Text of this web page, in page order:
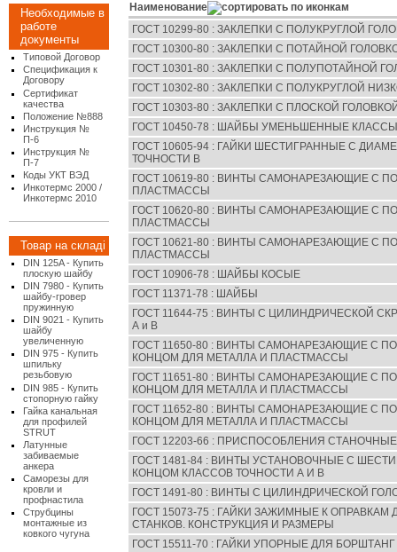
Необходимые в
работе
документы
Типовой Договор
Спецификация к
Договору
Сертификат
качества
Положение №888
Инструкция №
П-6
Инструкция №
П-7
Коды УКТ ВЭД
Инкотермс 2000 /
Инкотермс 2010
Товар на складі
DIN 125A - Купить
плоскую шайбу
DIN 7980 - Купить
шайбу-гровер
пружинную
DIN 9021 - Купить
шайбу
увеличенную
DIN 975 - Купить
шпильку
резьбовую
DIN 985 - Купить
стопорную гайку
Гайка канальная
для профилей
STRUT
Латунные
забиваемые
анкера
Саморезы для
кровли и
профнастила
Струбцины
монтажные из
ковкого чугуна
Наименование
ГОСТ 10299-80 : ЗАКЛЕПКИ С ПОЛУКРУГЛОЙ
ГОСТ 10300-80 : ЗАКЛЕПКИ С ПОТАЙНОЙ
ГОСТ 10301-80 : ЗАКЛЕПКИ С ПОЛУПОТАЙНОЙ
ГОСТ 10302-80 : ЗАКЛЕПКИ С ПОЛУКРУГЛОЙ
ГОСТ 10303-80 : ЗАКЛЕПКИ С ПЛОСКОЙ
ГОСТ 10450-78 : ШАЙБЫ УМЕНЬШЕННЫЕ
ГОСТ 10605-94 : ГАЙКИ ШЕСТИГРАННЫЕ С
ТОЧНОСТИ В
ГОСТ 10619-80 : ВИНТЫ САМОНАРЕЗАЮЩИЕ С
ПЛАСТМАССЫ
ГОСТ 10620-80 : ВИНТЫ САМОНАРЕЗАЮЩИЕ С
ПЛАСТМАССЫ
ГОСТ 10621-80 : ВИНТЫ САМОНАРЕЗАЮЩИЕ С
ПЛАСТМАССЫ
ГОСТ 10906-78 : ШАЙБЫ КОСЫЕ
ГОСТ 11371-78 : ШАЙБЫ
ГОСТ 11644-75 : ВИНТЫ С ЦИЛИНДРИЧЕСКОЙ
А и В
ГОСТ 11650-80 : ВИНТЫ САМОНАРЕЗАЮЩИЕ С
КОНЦОМ ДЛЯ МЕТАЛЛА И ПЛАСТМАССЫ
ГОСТ 11651-80 : ВИНТЫ САМОНАРЕЗАЮЩИЕ С
КОНЦОМ ДЛЯ МЕТАЛЛА И ПЛАСТМАССЫ
ГОСТ 11652-80 : ВИНТЫ САМОНАРЕЗАЮЩИЕ С
КОНЦОМ ДЛЯ МЕТАЛЛА И ПЛАСТМАССЫ
ГОСТ 12203-66 : ПРИСПОСОБЛЕНИЯ
ГОСТ 1481-84 : ВИНТЫ УСТАНОВОЧНЫЕ С
КОНЦОМ КЛАССОВ ТОЧНОСТИ А И В
ГОСТ 1491-80 : ВИНТЫ С ЦИЛИНДРИЧЕСКОЙ
ГОСТ 15073-75 : ГАЙКИ ЗАЖИМНЫЕ К
СТАНКОВ. КОНСТРУКЦИЯ И РАЗМЕРЫ
ГОСТ 15511-70 : ГАЙКИ УПОРНЫЕ ДЛЯ